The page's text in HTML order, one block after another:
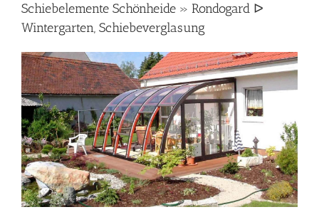
Schiebelemente Schönheide » Rondogard ᐅ
Wintergarten, Schiebeverglasung